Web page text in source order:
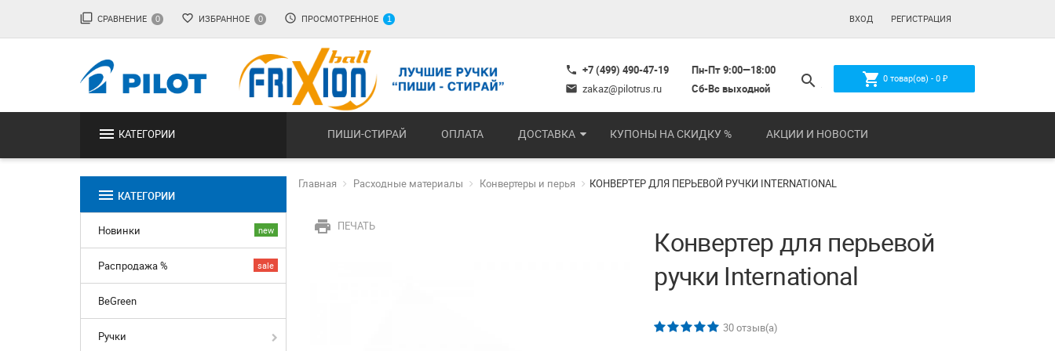
filter_none СРАВНЕНИЕ 0 favorite_border ИЗБРАННОЕ 0 access_time ПРОСМОТРЕННОЕ 1 ВХОД РЕГИСТРАЦИЯ
phone +7 (499) 490-47-19
mail zakaz@pilotrus.ru
Пн-Пт 9:00—18:00
Сб-Вс выходной
search shopping_cart 0товар(ов) - 0 ₽
menu КАТЕГОРИИ ПИШИ-СТИРАЙ ОПЛАТА ДОСТАВКА КУПОНЫ НА СКИДКУ % АКЦИИ И НОВОСТИ
menu КАТЕГОРИИ
new
Новинки
sale
Распродажа %
BeGreen
Ручки
Главная Расходные материалы Конвертеры и перья КОНВЕРТЕР ДЛЯ ПЕРЬЕВОЙ РУЧКИ INTERNATIONAL
print ПЕЧАТЬ
Конвертер для перьевой
ручки International
30отзыв(а)